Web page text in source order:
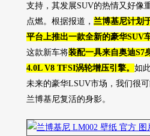
支持，其发展SUV的热情又好像
点燃。根据报道， 兰博基尼计划
平台上推出一款全新的豪华SUV
这款新车将装配一具来自奥迪S7
4.0L V8 TFSI涡轮增压引擎。 如
未来的豪华LSUV市场，我们很可
兰博基尼复活的身影。